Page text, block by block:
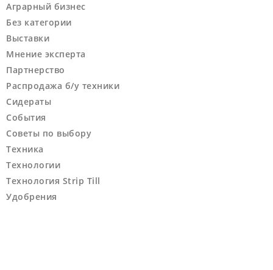
Аграрный бизнес
Без категории
Выставки
Мнение эксперта
Партнерство
Распродажа б/у техники
Сидераты
События
Советы по выбору
Техника
Технологии
Технология Strip Till
Удобрения